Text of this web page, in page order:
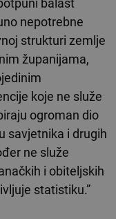
balast
nepotrebne
strukturi zemlje
županijama,
koje ne služe
ogroman dio
savjetnika i drugih
ne služe
i obiteljskih
statistiku.”